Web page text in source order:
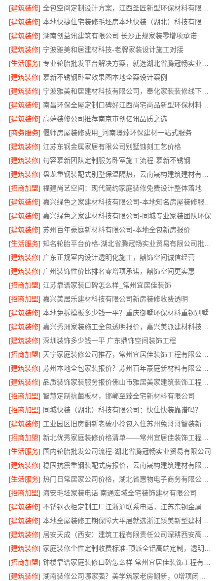
[建筑装修]
[建筑装修]
[建筑装修] 湖南创益讯建筑有限公司 长沙正规家装零增项承诺
[建筑装修] 宁波雅美和居建材科技-老牌家装设计施工对接
[生活服务]
[建筑装修] 慕新不锈钢卧室效果图本地全案设计案例
[建筑装修]
宁波雅美和居建材科技有限公司，奉化家装装修线下门店地址
[建筑装修]
南昌环保全屋定制口碑好江西尚宅尚品新型环保材料有限公司
[建筑装修] 高端装修公司推荐南京市创亿讯品质之选
[商务服务] 偃师房屋装修费用_河南璟臻环保建材一站式服务
[建筑装修] 江苏东钢金属家居有限公司别墅蚀刻工艺价格
[建筑装修] 句容慕新团队定制服务卧室施工流程-慕新不锈钢
[建筑装修]
[招商加盟] 福建尚艺空间：现代简约家庭装修免费设计整体落地
[建筑装修]
[建筑装修] 嘉兴绿色之家建材科技有限公司-同城专业家装团队环保
[建筑装修] 苏州百年豪庭新材料有限公司-本地全包新房报价
[生活服务]
[建筑装修] 广东正规室内设计透明化施工，鼎饰空间诚信经营
[建筑装修] 广州装饰性价比排名零增项承诺，鼎饰空间更实惠
[招商加盟] 江苏靠谱家装口碑怎么样_常州宜居佳装饰
[招商加盟] 嘉兴美居乐建材科技有限公司新房装修收费透明
[建筑装修] 本地免拆模板多少钱一平？重庆御墅环保材料重钢别墅
[建筑装修]
[建筑装修] 深圳装饰多少钱一平 广东鼎饰空间装饰工程
[招商加盟]
天宁家庭装修公司推荐，常州宜居佳装饰工程有限公司口碑见证
[建筑装修]
苏州本地全包家装报价？苏州百年豪庭新材料有限公司新房装修
[建筑装修]
品质装饰家装服务报价佛山市雅居美家建筑装饰工程有限公司
[招商加盟] 智慧定制抗菌板材，邯郸至臻全宅新材料有限公司
[招商加盟]
[建筑装修]
工业园区旧房翻新老破小拎包入住苏州兔哥哥智装新材料有限公司
[招商加盟]
新北优秀家庭装修价格清单——常州宜居佳装饰工程有限公司
[生活服务] 国内轮胎批发公司流程-湖北省腾冠畅实业贸易有限公司
[建筑装修]
[生活服务]
热门日常居家公司价格，湖北省惠物电子商务有限公司品质优选
[招商加盟] 海安毛坯家装电话 南通宏域全宅装饰建材有限公司
[建筑装修]
[建筑装修]
本地全屋装修工期保障大平层就选浙江臻美新型建材有限公司
[建筑装修]
[建筑装修]
[招商加盟]
[建筑装修]